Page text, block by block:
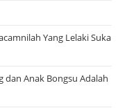
Yang Lelaki Suka
dan Anak Bongsu Adalah